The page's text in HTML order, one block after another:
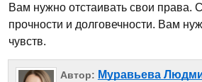
Вам нужно отстаивать свои права.
прочности и долговечности. Вам
чувств.
Автор: Муравьева